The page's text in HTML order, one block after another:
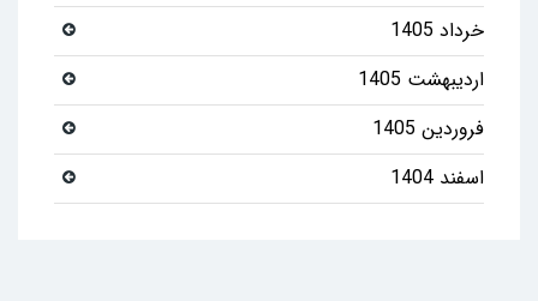
خرداد 1405
اردیبهشت 1405
فروردین 1405
اسفند 1404